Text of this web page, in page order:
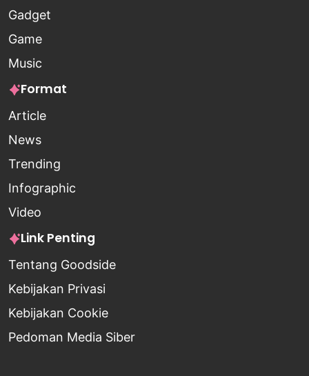
Gadget
Game
Music
Format
Article
News
Trending
Infographic
Video
Link Penting
Tentang Goodside
Kebijakan Privasi
Kebijakan Cookie
Pedoman Media Siber